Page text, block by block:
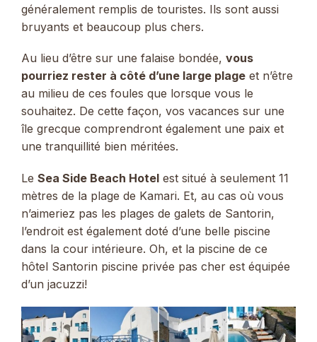
généralement remplis de touristes. Ils sont aussi
bruyants et beaucoup plus chers.
Au lieu d’être sur une falaise bondée, vous
pourriez rester à côté d’une large plage et n’être
au milieu de ces foules que lorsque vous le
souhaitez. De cette façon, vos vacances sur une
île grecque comprendront également une paix et
une tranquillité bien méritées.
Le Sea Side Beach Hotel est situé à seulement 11
mètres de la plage de Kamari. Et, au cas où vous
n’aimeriez pas les plages de galets de Santorin,
l’endroit est également doté d’une belle piscine
dans la cour intérieure. Oh, et la piscine de ce
hôtel Santorin piscine privée pas cher est équipée
d’un jacuzzi!